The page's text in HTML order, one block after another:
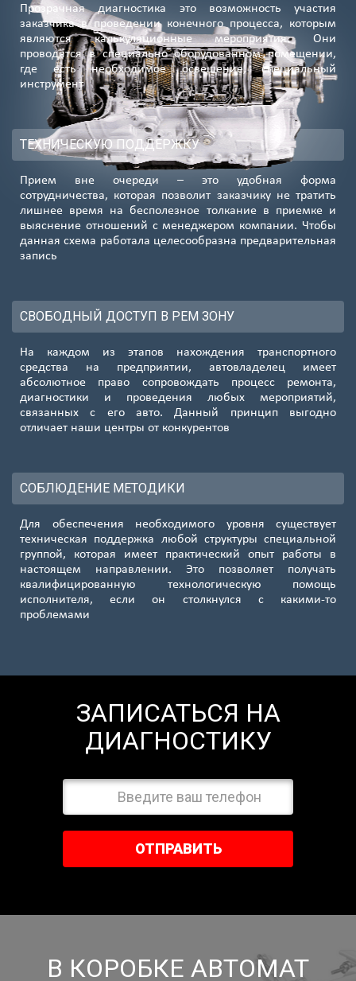
Прозрачная диагностика это возможность участия
заказчика в проведении конечного процесса, которым
являются калькуляционные мероприятия. Они
проводятся в специально оборудованном помещении,
где есть необходимое освещение, специальный
инструмент
ТЕХНИЧЕСКУЮ ПОДДЕРЖКУ
Прием вне очереди – это удобная форма
сотрудничества, которая позволит заказчику не тратить
лишнее время на бесполезное толкание в приемке и
выяснение отношений с менеджером компании. Чтобы
данная схема работала целесообразна предварительная
запись
СВОБОДНЫЙ ДОСТУП В РЕМ ЗОНУ
На каждом из этапов нахождения транспортного
средства на предприятии, автовладелец имеет
абсолютное право сопровождать процесс ремонта,
диагностики и проведения любых мероприятий,
связанных с его авто. Данный принцип выгодно
отличает наши центры от конкурентов
СОБЛЮДЕНИЕ МЕТОДИКИ
Для обеспечения необходимого уровня существует
техническая поддержка любой структуры специальной
группой, которая имеет практический опыт работы в
настоящем направлении. Это позволяет получать
квалифицированную технологическую помощь
исполнителя, если он столкнулся с какими-то
проблемами
ЗАПИСАТЬСЯ НА
ДИАГНОСТИКУ
ОТПРАВИТЬ
В КОРОБКЕ АВТОМАТ